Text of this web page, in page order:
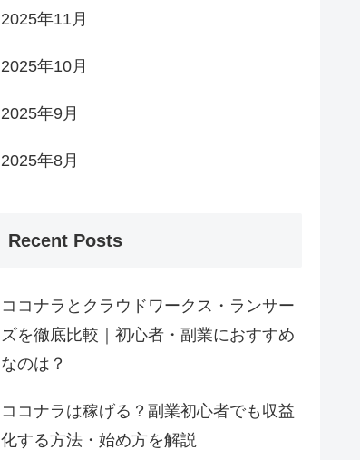
2025年11月
2025年10月
2025年9月
2025年8月
Recent Posts
ココナラとクラウドワークス・ランサー
ズを徹底比較｜初心者・副業におすすめ
なのは？
ココナラは稼げる？副業初心者でも収益
化する方法・始め方を解説